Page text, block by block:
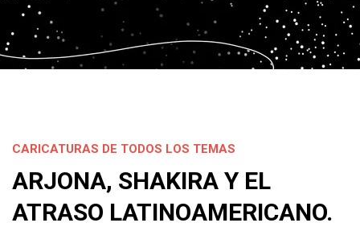
CARICATURAS DE TODOS LOS TEMAS
ARJONA, SHAKIRA Y EL
ATRASO LATINOAMERICANO.